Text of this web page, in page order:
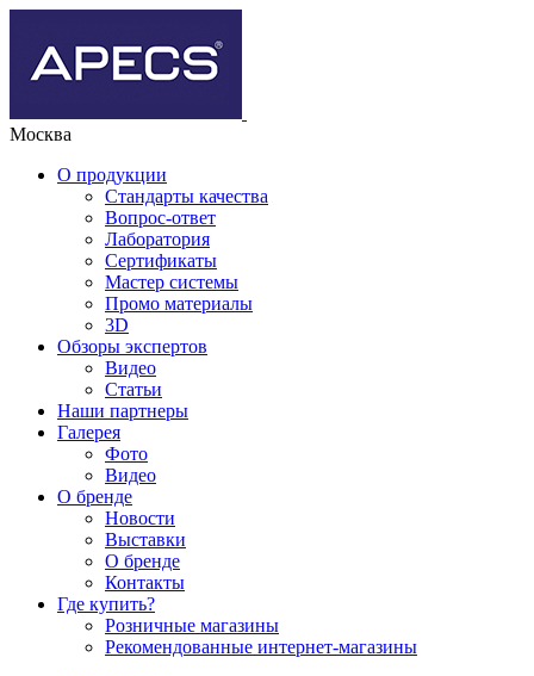
Москва
О продукции
Стандарты качества
Вопрос-ответ
Лаборатория
Сертификаты
Мастер системы
Промо материалы
3D
Обзоры экспертов
Видео
Статьи
Наши партнеры
Галерея
Фото
Видео
О бренде
Новости
Выставки
О бренде
Контакты
Где купить?
Розничные магазины
Рекомендованные интернет-магазины